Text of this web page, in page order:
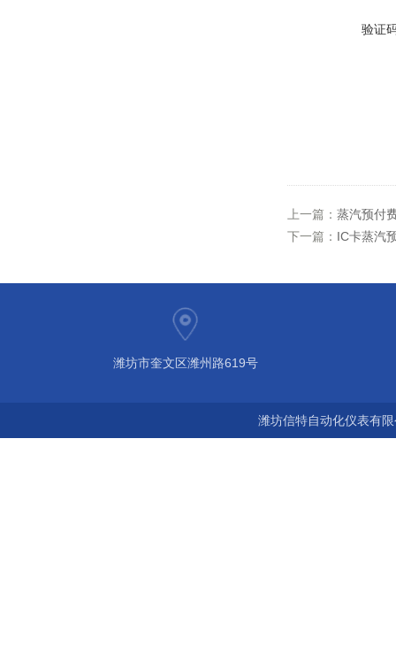
验证
上一篇： 蒸汽预付
下一篇： IC卡蒸汽
潍坊市奎文区潍州路619号
潍坊信特自动化仪表有